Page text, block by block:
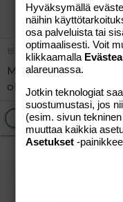
Jäsen
19.12.2004
Meillä on mun
oliskohan nuo virosta
Ilmoita asiaton
Hyväksymällä
näihin
osa palveluista tai
optimaalisesti. Voit
klikkaamalla
alareunassa.
Jotkin teknologiat
suostumustasi, jos
(esim. sivun
muuttaa kaikkia
Asetukset -